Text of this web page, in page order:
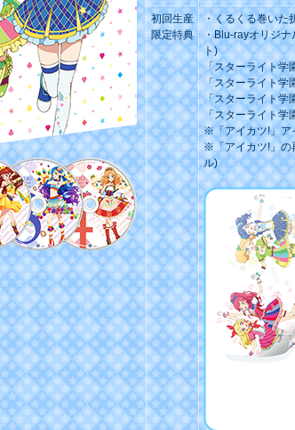
初回生産
限定特典
・くるくる巻い
・Blu-rayオリジナ
ト)
「スターライト学
「スターライト学
「スターライト学
「スターライト学
※「アイカツ!」ア
※「アイカツ!」の
ル)